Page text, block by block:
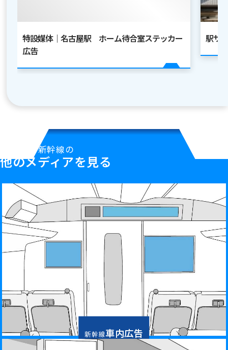
特設媒体｜名古屋駅 ホーム待合室ステッカー
広告
駅サ
新幹線の
他のメディアを見る
新幹線車内広告